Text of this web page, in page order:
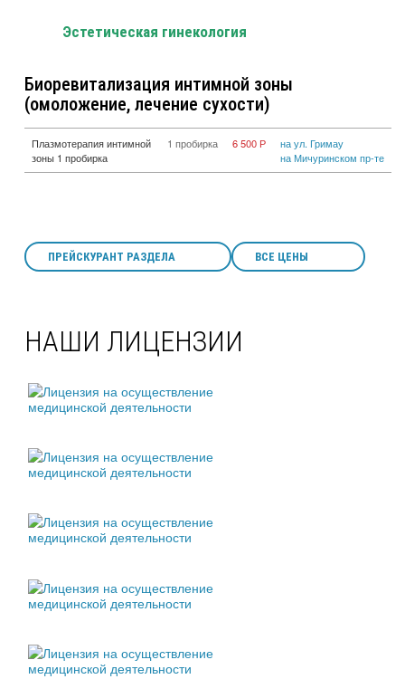
Эстетическая гинекология
Биоревитализация интимной зоны
(омоложение, лечение сухости)
Плазмотерапия интимной
зоны 1 пробирка
1 пробирка 6 500 Р
на ул. Гримау
на Мичуринском пр-те
ВСЕ ЦЕНЫ
ПРЕЙСКУРАНТ РАЗДЕЛА
НАШИ ЛИЦЕНЗИИ